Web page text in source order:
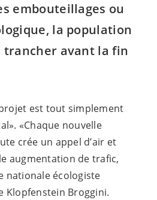
embouteillages ou
la population
trancher avant la fin
est tout simplement
«Chaque nouvelle
crée un appel d’air et
augmentation de trafic,
nationale écologiste
Klopfenstein Broggini.